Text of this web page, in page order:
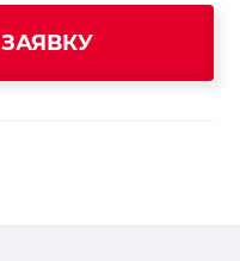
ОТПРАВИТЬ ЗАЯВКУ